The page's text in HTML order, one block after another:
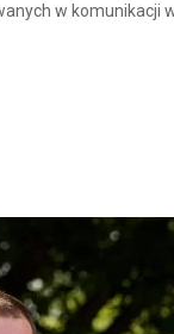
w komunikacji